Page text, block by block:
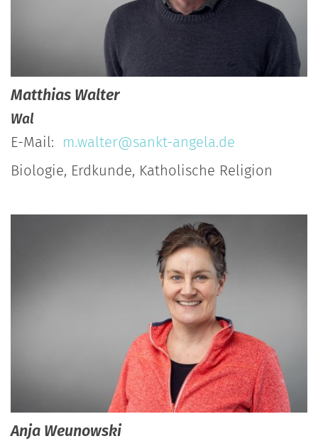
Matthias Walter
Wal
E-Mail:
m.walter@sankt-angela.de
Biologie, Erdkunde, Katholische Religion
Anja Weunowski